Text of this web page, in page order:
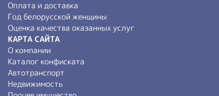
Оплата и доставка
Год белорусской женщины
Оценка качества оказанных услуг
КАРТА САЙТА
О компании
Каталог конфиската
Автотранспорт
Недвижимость